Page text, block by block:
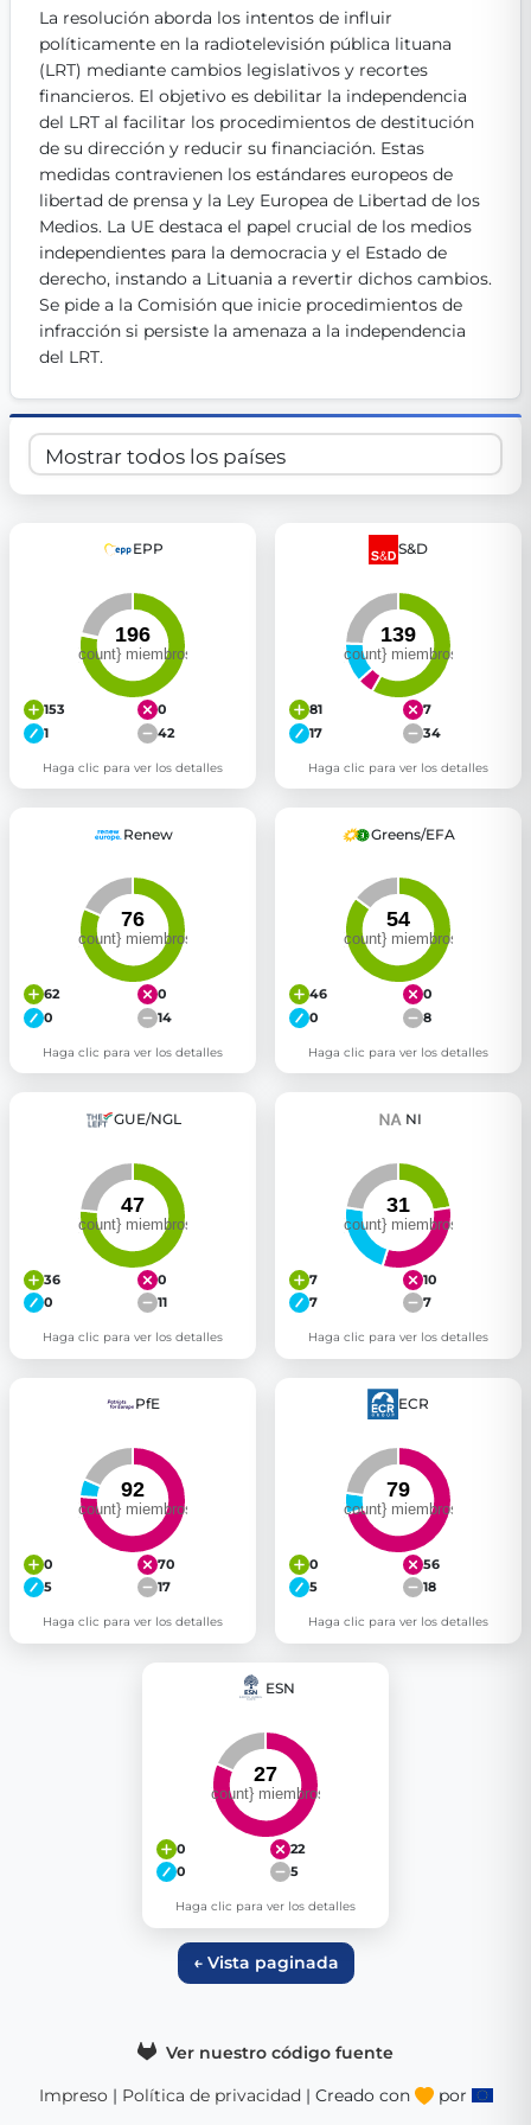
Get Involved
Become a member:Join us to advance digital democracy
Volunteer:Contribute your skills in technology, design,
Support democracy: Help us strengthen accountability
La resolución aborda los intentos de influir
políticamente en la radiotelevisión pública lituana
(LRT) mediante cambios legislativos y recortes
financieros. El objetivo es debilitar la independencia
del LRT al facilitar los procedimientos de destitución
de su dirección y reducir su financiación. Estas
medidas contravienen los estándares europeos de
libertad de prensa y la Ley Europea de Libertad de los
Medios. La UE destaca el papel crucial de los medios
independientes para la democracia y el Estado de
derecho, instando a Lituania a revertir dichos cambios.
Se pide a la Comisión que inicie procedimientos de
infracción si persiste la amenaza a la independencia
del LRT.
EPP
153
0
1
42
Haga clic para ver los detalles
S&D
81
7
17
34
Haga clic para ver los detalles
Renew
62
0
0
14
Haga clic para ver los detalles
Greens/EFA
46
0
0
8
Haga clic para ver los detalles
GUE/NGL
36
0
0
11
Haga clic para ver los detalles
NI
7
10
7
7
Haga clic para ver los detalles
PfE
0
70
5
17
Haga clic para ver los detalles
ECR
0
56
5
18
Haga clic para ver los detalles
ESN
0
22
0
5
Haga clic para ver los detalles
← Vista paginada
Ver nuestro código fuente
Impreso | Política de privacidad | Creado con por